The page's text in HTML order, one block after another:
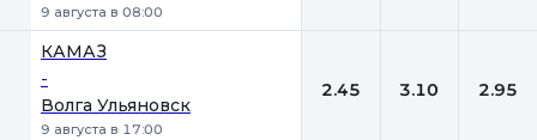
9 августа в 08:00
КАМАЗ
-
Волга Ульяновск
9 августа в 17:00
2.45 3.10 2.95